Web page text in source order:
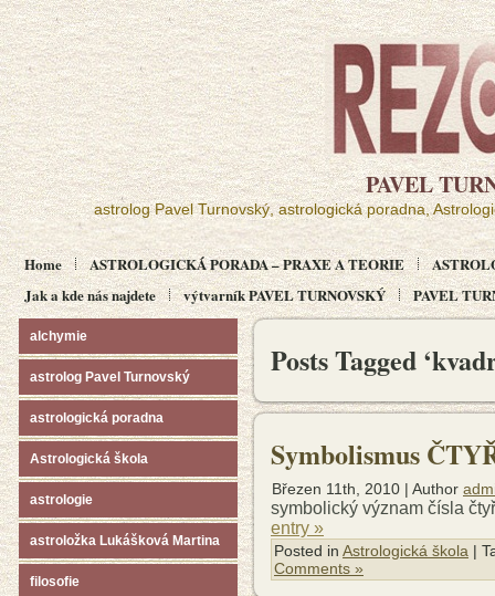
PAVEL
astrolog Pavel Turnovský, astrologická poradna,
Home ASTROLOGICKÁ PORADA – PRAXE A TEORIE
Jak a kde nás najdete
výtvarník PAVEL TURNOVSKÝ PAVEL
alchymie
astrolog Pavel Turnovský
astrologická poradna
Astrologická škola
astrologie
astroložka Lukášková Martina
filosofie
Posts Tagged
Symbolismus
Březen 11th, 2010 | Author
symbolický význam čísla
entry »
Posted in Astrologická škola |
Comments »